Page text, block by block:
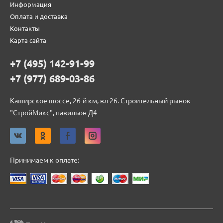
Информация
Оплата и доставка
Контакты
Карта сайта
+7 (495) 142-91-99
+7 (977) 689-03-86
Каширское шоссе, 26-й км, вл 26. Строительный рынок
"СтройМикс", павильон Д4
Принимаем к оплате: